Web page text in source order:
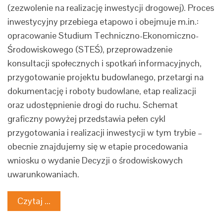
(zezwolenie na realizację inwestycji drogowej). Proces
inwestycyjny przebiega etapowo i obejmuje m.in.:
opracowanie Studium Techniczno-Ekonomiczno-
Środowiskowego (STEŚ), przeprowadzenie
konsultacji społecznych i spotkań informacyjnych,
przygotowanie projektu budowlanego, przetargi na
dokumentację i roboty budowlane, etap realizacji
oraz udostępnienie drogi do ruchu. Schemat
graficzny powyżej przedstawia pełen cykl
przygotowania i realizacji inwestycji w tym trybie –
obecnie znajdujemy się w etapie procedowania
wniosku o wydanie Decyzji o środowiskowych
uwarunkowaniach.
Czytaj ...